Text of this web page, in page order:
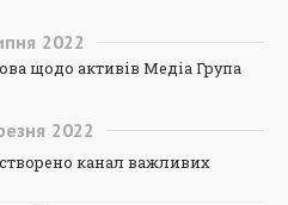
2022
щодо активів Медіа Група
2022
канал важливих